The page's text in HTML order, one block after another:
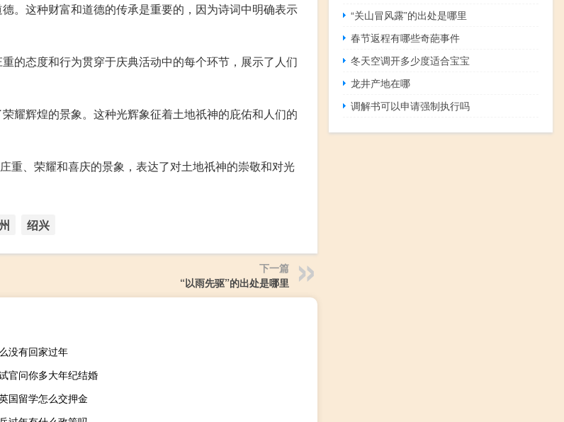
。这种财富和道德的传承是重要的，因为诗词中明确表示
的态度和行为贯穿于庆典活动中的每个环节，展示了人们
耀辉煌的景象。这种光辉象征着土地祇神的庇佑和人们的
重、荣耀和喜庆的景象，表达了对土地祇神的崇敬和对光
绍兴
下一篇
“以雨先驱”的出处是哪里
没有回家过年
官问你多大年纪结婚
国留学怎么交押金
“关山冒风露”的出处是哪里
春节返程有哪些奇葩事件
冬天空调开多少度适合宝宝
龙井产地在哪
调解书可以申请强制执行吗